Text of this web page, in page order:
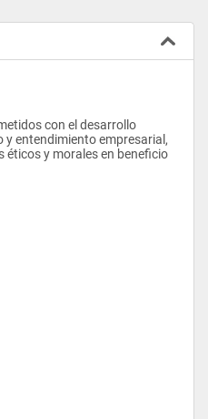
con el desarrollo
y entendimiento empresarial,
y morales en beneficio